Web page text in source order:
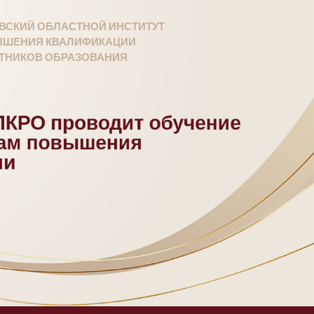
ОБЛАСТНОЙ ИНСТИТУТ
КВАЛИФИКАЦИИ
ОБРАЗОВАНИЯ
проводит обучение
повышения